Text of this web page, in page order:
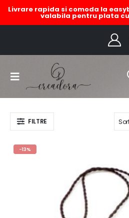
Livrare rapida si comoda la
valabila pentru plata
FILTRE
-13%